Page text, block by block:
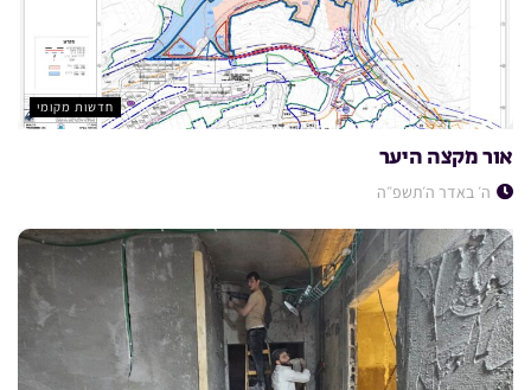
חדשות מקומי
אור מקצה היער
ה׳ באדר ה׳תשפ״ה